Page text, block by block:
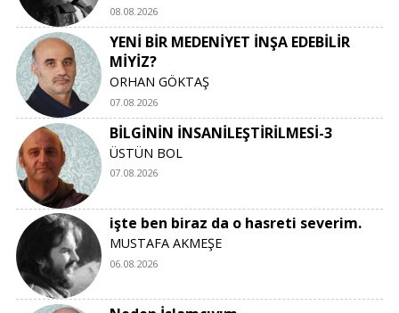
08.08.2026
YENİ BİR MEDENİYET İNŞA EDEBİLİR
MİYİZ?
ORHAN GÖKTAŞ
07.08.2026
BİLGİNİN İNSANİLEŞTİRİLMESİ-3
ÜSTÜN BOL
07.08.2026
işte ben biraz da o hasreti severim.
MUSTAFA AKMEŞE
06.08.2026